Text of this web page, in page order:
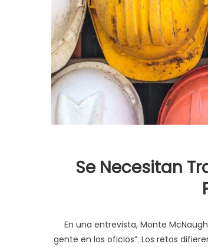
Se Necesitan
En una entrevista, Monte
gente en los oficios”. Los retos